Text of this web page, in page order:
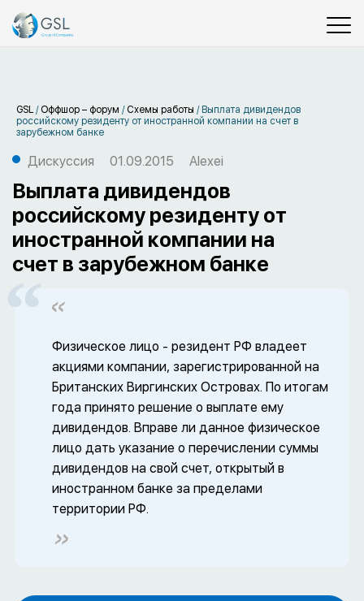
GSL / Оффшор – форум / Схемы работы / Выплата дивидендов
российскому резиденту от иностранной компании на счет в
зарубежном банке
Дискуссия 01.09.2015 Alexei
Выплата дивидендов
российскому резиденту от
иностранной компании на
счет в зарубежном банке
Физическое лицо - резидент РФ владеет
акциями компании, зарегистрированной на
Британских Виргинских Островах. По итогам
года принято решение о выплате ему
дивидендов. Вправе ли данное физическое
лицо дать указание о перечислении суммы
дивидендов на свой счет, открытый в
иностранном банке за пределами
территории РФ.